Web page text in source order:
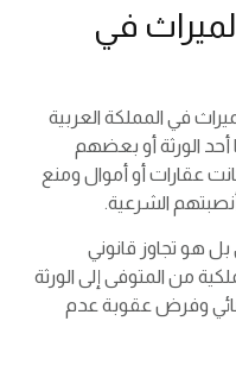
في
في المملكة العربية
أحد الورثة أو بعضهم
عقارات أو أموال ومنع
الشرعية.
هو تجاوز قانوني
من المتوفى إلى الورثة
وفرض عقوبة عدم